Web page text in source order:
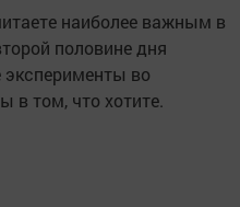
наиболее важным в
половине дня
во
в том, что хотите.